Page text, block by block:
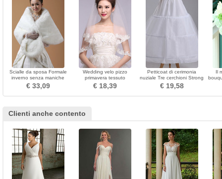
Scialle da sposa Formale
inverno senza maniche
all'aperto
€ 33,09
Wedding velo pizzo
primavera tessuto
cerimoniale pizzo
€ 18,39
Petticoat di cerimonia
nuziale Tre cerchioni Strong
Net Stretta del vestito pieno
regolabile
€ 19,58
Il
Clienti anche contento